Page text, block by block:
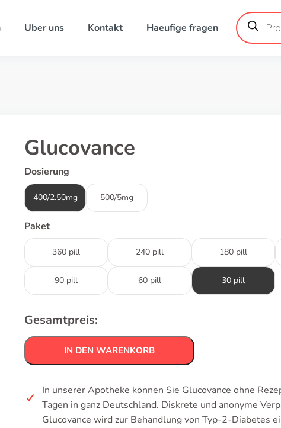
Uber uns Kontakt Haeufige fragen
Products
search
Glucovance
Dosierung
400/2.50mg 500/5mg
Paket
360 pill 240 pill 180 pill
90 pill 60 pill 30 pill
Gesamtpreis:
IN DEN WARENKORB
In unserer Apotheke können Sie Glucovance ohne
Tagen in ganz Deutschland. Diskrete und anonyme
Glucovance wird zur Behandlung von Typ-2-Diabetes